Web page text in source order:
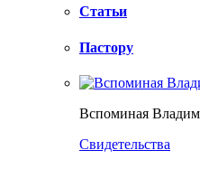
Статьи
Пастору
Вспоминая
Свидетельства